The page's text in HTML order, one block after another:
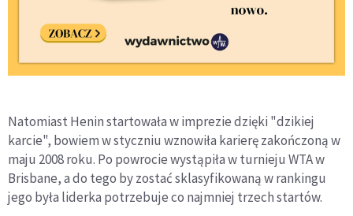
Natomiast Henin startowała w imprezie dzięki "dzikiej
karcie", bowiem w styczniu wznowiła karierę zakończoną w
maju 2008 roku. Po powrocie wystąpiła w turnieju WTA w
Brisbane, a do tego by zostać sklasyfikowaną w rankingu
jego była liderka potrzebuje co najmniej trzech startów.